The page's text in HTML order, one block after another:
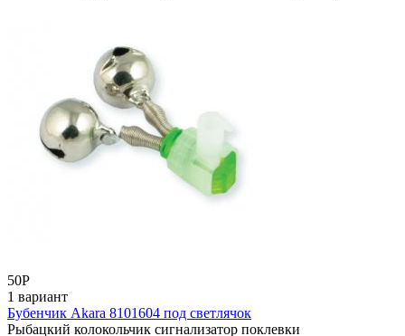
50Р
1 вариант
Бубенчик Akara 8101604 под светлячок
Рыбацкий колокольчик сигнализатор поклевки